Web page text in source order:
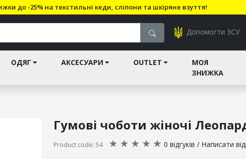
до -25% на текстильні кеди, сліпони та шкіряне взуття!
Допомогти ЗСУ
ОДЯГ АКСЕСУАРИ OUTLET
МОЯ
ЗНИЖКА
Гумові чоботи жіночі
Product code: 54 ★ ★ ★ ★ ★ 0 відгуків / Написати